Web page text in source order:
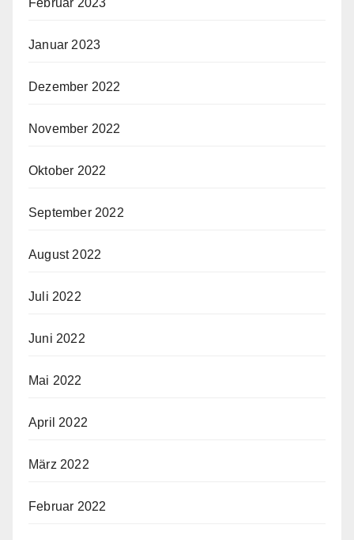
Januar 2023
Dezember 2022
November 2022
Oktober 2022
September 2022
August 2022
Juli 2022
Juni 2022
Mai 2022
April 2022
März 2022
Februar 2022